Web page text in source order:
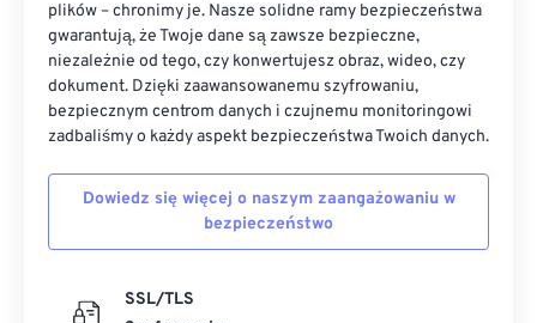
plików – chronimy je. Nasze solidne ramy bezpieczeństwa
gwarantują, że Twoje dane są zawsze bezpieczne,
niezależnie od tego, czy konwertujesz obraz, wideo, czy
dokument. Dzięki zaawansowanemu szyfrowaniu,
bezpiecznym centrom danych i czujnemu monitoringowi
zadbaliśmy o każdy aspekt bezpieczeństwa Twoich danych.
Dowiedz się więcej o naszym zaangażowaniu w
bezpieczeństwo
SSL/TLS